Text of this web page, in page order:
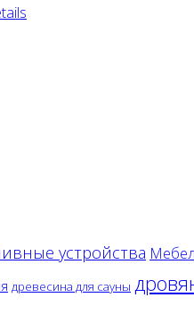
устройства
древесина для сауны